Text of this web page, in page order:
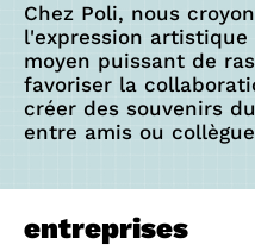
Chez Poli, nous
l'expression artistique
moyen puissant de
favoriser la
créer des souvenirs
entre amis ou
entreprises